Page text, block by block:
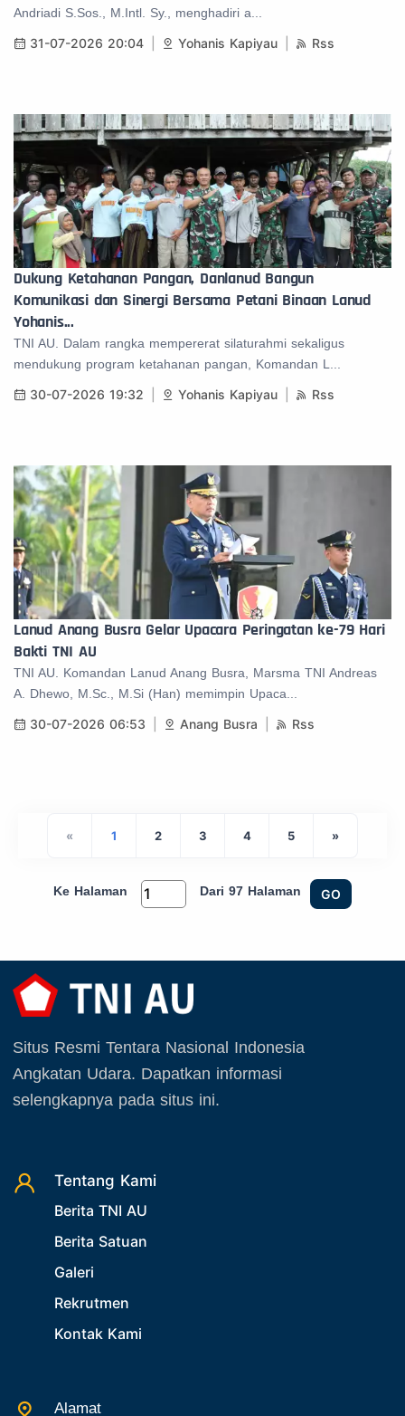
Andriadi S.Sos., M.Intl. Sy., menghadiri a...
31-07-2026 20:04 Yohanis Kapiyau Rss
Dukung Ketahanan Pangan, Danlanud Bangun
Komunikasi dan Sinergi Bersama Petani Binaan Lanud
Yohanis...
TNI AU. Dalam rangka mempererat silaturahmi sekaligus
mendukung program ketahanan pangan, Komandan L...
30-07-2026 19:32 Yohanis Kapiyau Rss
Lanud Anang Busra Gelar Upacara Peringatan ke-79 Hari
Bakti TNI AU
TNI AU. Komandan Lanud Anang Busra, Marsma TNI Andreas
A. Dhewo, M.Sc., M.Si (Han) memimpin Upaca...
30-07-2026 06:53 Anang Busra Rss
« 1 2 3 4 5 »
Ke Halaman Dari 97 Halaman GO
Situs Resmi Tentara Nasional Indonesia
Angkatan Udara. Dapatkan informasi
selengkapnya pada situs ini.
Tentang Kami
Berita TNI AU
Berita Satuan
Galeri
Rekrutmen
Kontak Kami
Alamat